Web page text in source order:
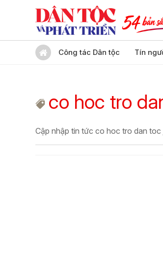
Công tác Dân tộc Tín
co hoc tro
Cập nhập tin tức co hoc tro dan toc